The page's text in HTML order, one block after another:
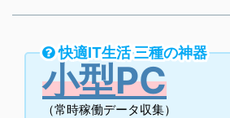
快適IT生活 三種の神器
小型PC
（常時稼働データ収集）